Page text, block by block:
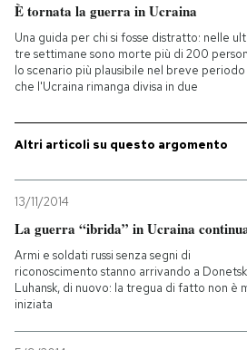
È tornata la guerra in Ucraina
Una guida per chi si fosse distratto: nelle
tre settimane sono morte più di 200
lo scenario più plausibile nel breve periodo
che l'Ucraina rimanga divisa in due
Altri articoli su questo argomento
13/11/2014
La guerra “ibrida” in Ucraina
Armi e soldati russi senza segni di
riconoscimento stanno arrivando a
Luhansk, di nuovo: la tregua di fatto non è
iniziata